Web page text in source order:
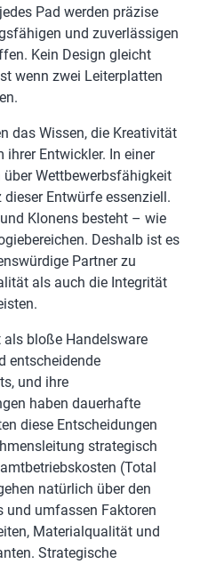
Pad werden präzise
und zuverlässigen
Kein Design gleicht
wenn zwei Leiterplatten
das Wissen, die Kreativität
Entwickler. In einer
Wettbewerbsfähigkeit
Entwürfe essenziell.
Klonens besteht – wie
Deshalb ist es
Partner zu
als auch die Integrität
bloße Handelsware
entscheidende
und ihre
haben dauerhafte
diese Entscheidungen
strategisch
(Total
natürlich über den
umfassen Faktoren
Materialqualität und
Strategische